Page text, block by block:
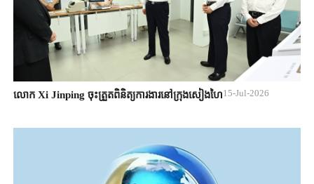
លោក Xi Jinping ចុះត្រួតពិនិត្យការងារនៅក្រុងសៀងហៃ15-Jul-2026